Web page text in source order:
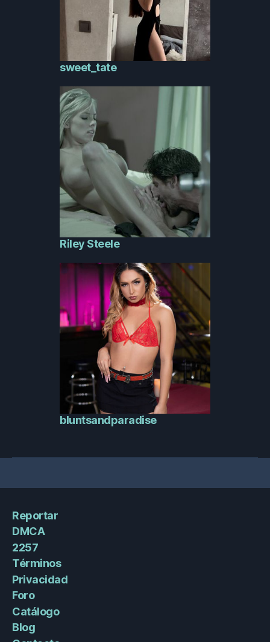
sweet_tate
Riley Steele
bluntsandparadise
Reportar
DMCA
2257
Términos
Privacidad
Foro
Catálogo
Blog